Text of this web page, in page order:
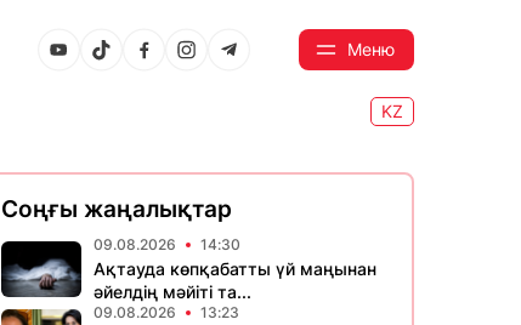
Меню
KZ
Соңғы жаңалықтар
09.08.2026 14:30
Ақтауда көпқабатты үй маңынан
әйелдің мәйіті та...
09.08.2026 13:23